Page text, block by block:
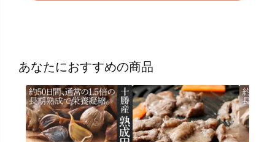
あなたにおすすめの商品